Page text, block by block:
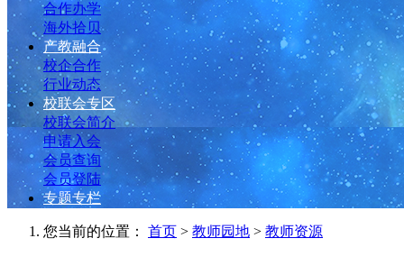
合作办学
海外拾贝
产教融合
校企合作
行业动态
校联会专区
校联会简介
申请入会
会员查询
会员登陆
专题专栏
您当前的位置： 首页 > 教师园地 > 教师资源